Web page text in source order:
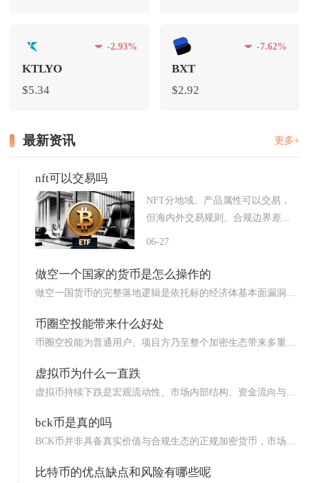
-2.93%
KTLYO
$5.34
-7.62%
BXT
$2.92
最新资讯 更多+
nft可以交易吗
NFT分地域、产品属性可以交易，
但海内外交易规则、合规边界差...
06-27
做空一个国家的货币是怎么操作的
做空一国货币的完整落地逻辑是依托标的经济体基本面漏洞，
币圈空投能带来什么好处
币圈空投能为普通用户、项目方乃至整个加密生态带来多重核
虚拟币为什么一直跌
虚拟币持续下跌是宏观流动性、市场内部结构、资金流向与市
bck币是真的吗
BCK币并非具备真实价值与合规生态的正规加密货币，市场上
比特币的优点缺点和风险有哪些呢